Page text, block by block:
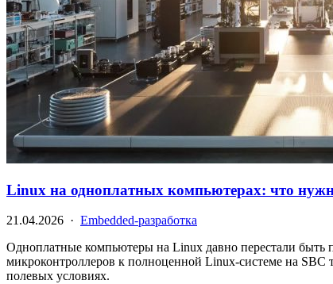
Linux на одноплатных компьютерах: что
21.04.2026 · Embedded-разработка
Одноплатные компьютеры на Linux давно перестали быть
микроконтроллеров к полноценной Linux-системе на SBC
полевых условиях.